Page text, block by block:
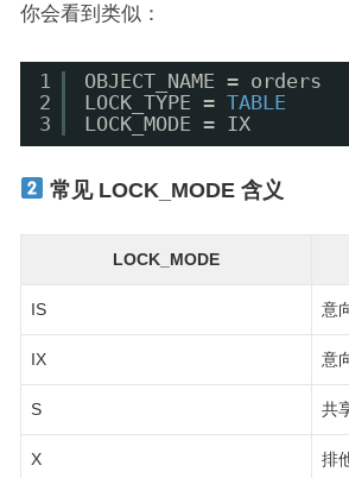
你会看到类似：
1
2
3
OBJECT_NAME = orders
LOCK_TYPE = TABLE
LOCK_MODE = IX
常见 LOCK_MODE 含义
LOCK_MODE
IS 意
IX 意
S 共
X 排